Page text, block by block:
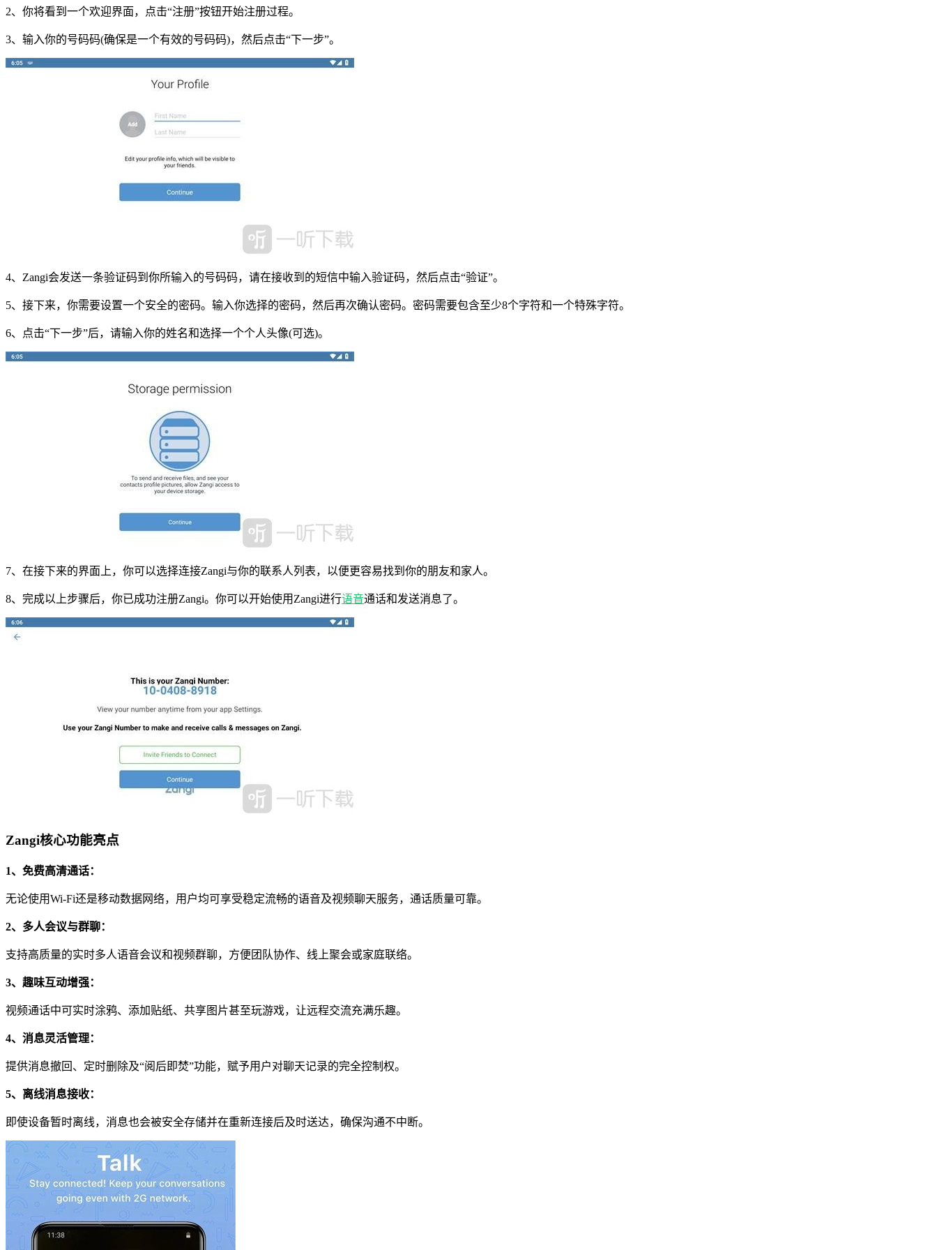
2、你将看到一个欢迎界面，点击“注册”按钮开始注册过程。
3、输入你的号码码(确保是一个有效的号码码)，然后点击“下一步”。
4、Zangi会发送一条验证码到你所输入的号码码，请在接收到的短信中输入验证码，然后点击“验证”。
5、接下来，你需要设置一个安全的密码。输入你选择的密码，然后再次确认密码。密码需要包含至少8个字符和一个特殊字符。
6、点击“下一步”后，请输入你的姓名和选择一个个人头像(可选)。
7、在接下来的界面上，你可以选择连接Zangi与你的联系人列表，以便更容易找到你的朋友和家人。
8、完成以上步骤后，你已成功注册Zangi。你可以开始使用Zangi进行语音通话和发送消息了。
Zangi核心功能亮点
1、免费高清通话：
无论使用Wi-Fi还是移动数据网络，用户均可享受稳定流畅的语音及视频聊天服务，通话质量可靠。
2、多人会议与群聊：
支持高质量的实时多人语音会议和视频群聊，方便团队协作、线上聚会或家庭联络。
3、趣味互动增强：
视频通话中可实时涂鸦、添加贴纸、共享图片甚至玩游戏，让远程交流充满乐趣。
4、消息灵活管理：
提供消息撤回、定时删除及“阅后即焚”功能，赋予用户对聊天记录的完全控制权。
5、离线消息接收：
即使设备暂时离线，消息也会被安全存储并在重新连接后及时送达，确保沟通不中断。